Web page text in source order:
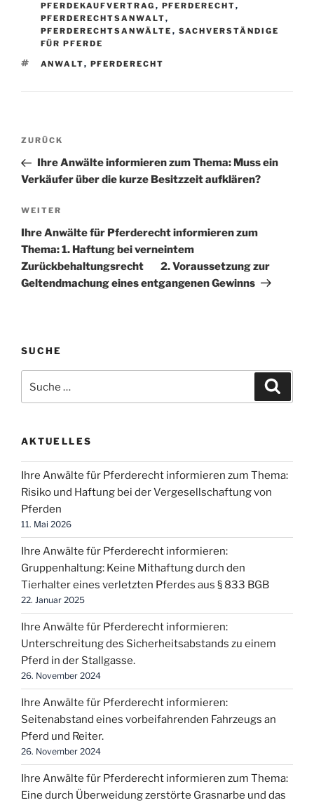
PFERDEKAUFVERTRAG , PFERDERECHT,
PFERDERECHTSANWALT,
PFERDERECHTSANWÄLTE , SACHVERSTÄNDIGE
FÜR PFERDE
SCHLAGWÖRTER
ANWALT, PFERDERECHT
Beitragsnavigation
Vorheriger
Beitrag
ZURÜCK
Ihre Anwälte informieren zum Thema: Muss ein
Verkäufer über die kurze Besitzzeit aufklären?
Nächster
Beitrag
WEITER
Ihre Anwälte für Pferderecht informieren zum
Thema: 1. Haftung bei verneintem
Zurückbehaltungsrecht 2. Voraussetzung zur
Geltendmachung eines entgangenen Gewinns
SUCHE
nach:
AKTUELLES
Ihre Anwälte für Pferderecht informieren zum Thema:
Risiko und Haftung bei der Vergesellschaftung von
Pferden
11. Mai 2026
Ihre Anwälte für Pferderecht informieren:
Gruppenhaltung: Keine Mithaftung durch den
Tierhalter eines verletzten Pferdes aus § 833 BGB
22. Januar 2025
Ihre Anwälte für Pferderecht informieren:
Unterschreitung des Sicherheitsabstands zu einem
Pferd in der Stallgasse.
26. November 2024
Ihre Anwälte für Pferderecht informieren:
Seitenabstand eines vorbeifahrenden Fahrzeugs an
Pferd und Reiter.
26. November 2024
Ihre Anwälte für Pferderecht informieren zum Thema:
Eine durch Überweidung zerstörte Grasnarbe und das